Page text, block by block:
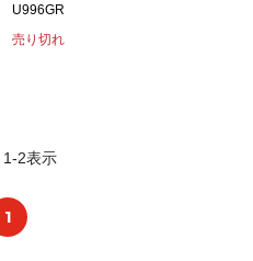
U996GR
売り切れ
1-2表示
1